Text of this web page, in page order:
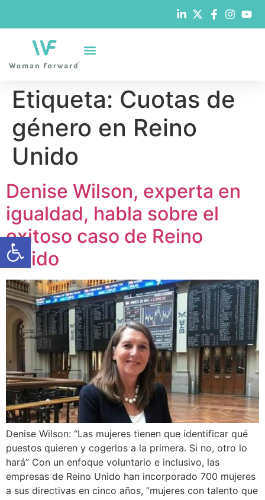
Abrir barra de herramientas
Etiqueta: Cuotas de
género en Reino
Unido
Denise Wilson, experta en
igualdad, habla sobre el
exitoso caso de Reino
Unido
Denise Wilson: “Las mujeres tienen que identificar qué
puestos quieren y cogerlos a la primera. Si no, otro lo
hará” Con un enfoque voluntario e inclusivo, las
empresas de Reino Unido han incorporado 700 mujeres
a sus directivas en cinco años, “mujeres con talento que